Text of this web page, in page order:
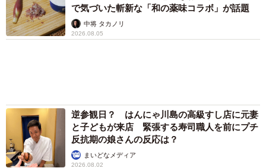
2026.08.02
京都の老舗金平糖店が「珍しい果実」で新商品
づくり きっかけは「亡き母の名前」から
京都新聞社